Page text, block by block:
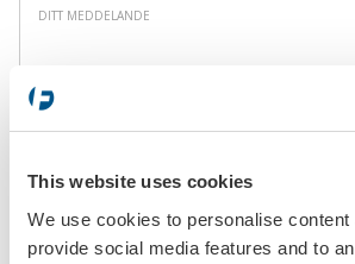
This website uses cookies
We use cookies to personalise content
provide social media features and to
tryckfärger